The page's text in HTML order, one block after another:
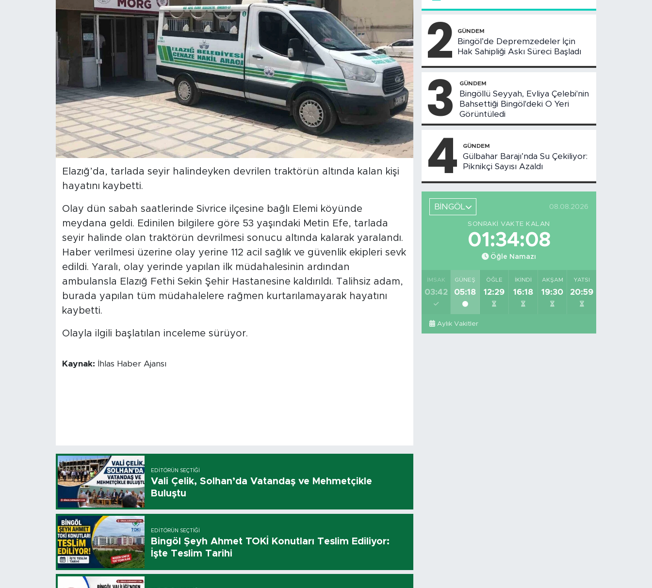
Elazığ’da, tarlada seyir halindeyken devrilen traktörün altında kalan kişi
hayatını kaybetti.
Olay dün sabah saatlerinde Sivrice ilçesine bağlı Elemi köyünde
meydana geldi. Edinilen bilgilere göre 53 yaşındaki Metin Efe, tarlada
seyir halinde olan traktörün devrilmesi sonucu altında kalarak yaralandı.
Haber verilmesi üzerine olay yerine 112 acil sağlık ve güvenlik ekipleri sevk
edildi. Yaralı, olay yerinde yapılan ilk müdahalesinin ardından
ambulansla Elazığ Fethi Sekin Şehir Hastanesine kaldırıldı. Talihsiz adam,
burada yapılan tüm müdahalelere rağmen kurtarılamayarak hayatını
kaybetti.
Olayla ilgili başlatılan inceleme sürüyor.
Kaynak: İhlas Haber Ajansı
EDITÖRÜN SEÇTIĞI
Vali Çelik, Solhan’da Vatandaş ve Mehmetçikle
Buluştu
EDITÖRÜN SEÇTIĞI
Bingöl Şeyh Ahmet TOKİ Konutları Teslim Ediliyor:
İşte Teslim Tarihi
2 GÜNDEM
Bingöl’de Depremzedeler İçin
Hak Sahipliği Askı Süreci Başladı
3 GÜNDEM
Bingöllü Seyyah, Evliya Çelebi'nin
Bahsettiği Bingöl'deki O Yeri
Görüntüledi
4 GÜNDEM
Gülbahar Barajı’nda Su Çekiliyor:
Piknikçi Sayısı Azaldı
BİNGÖL 08.08.2026
SONRAKI VAKTE KALAN
01:34:07
Öğle Namazı
İMSAK
03:42
GÜNEŞ
05:18
ÖĞLE
12:29
İKINDI
16:18
AKŞAM
19:30
YATSI
20:59
Aylık Vakitler
Ekonomi
Hava Durumu
Bingöl Kaza Haberleri